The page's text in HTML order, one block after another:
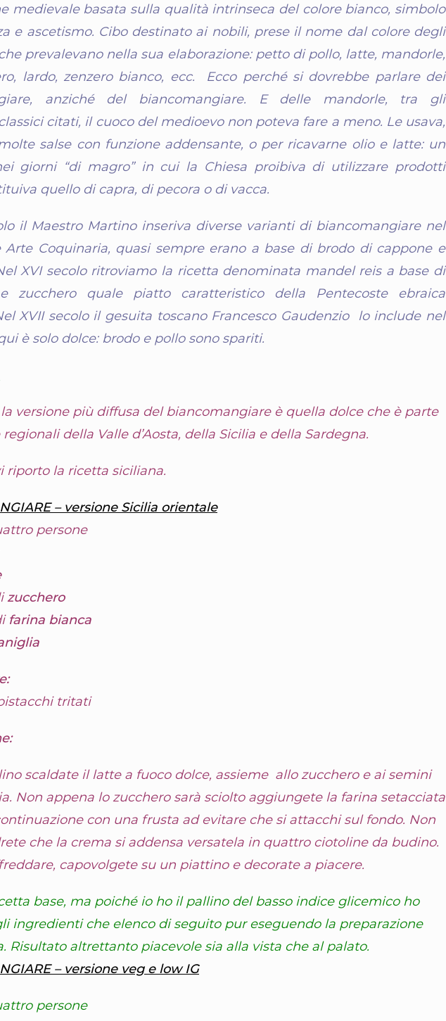
medievale basata sulla qualità intrinseca del colore bianco, simbolo
e ascetismo. Cibo destinato ai nobili, prese il nome dal colore degli
prevalevano nella sua elaborazione: petto di pollo, latte, mandorle,
lardo, zenzero bianco, ecc. Ecco perché si dovrebbe parlare dei
anziché del biancomangiare. E delle mandorle, tra gli
citati, il cuoco del medioevo non poteva fare a meno. Le usava,
salse con funzione addensante, o per ricavarne olio e latte: un
giorni “di magro” in cui la Chiesa proibiva di utilizzare prodotti
quello di capra, di pecora o di vacca.
il Maestro Martino inseriva diverse varianti di biancomangiare nel
Arte Coquinaria, quasi sempre erano a base di brodo di cappone e
XVI secolo ritroviamo la ricetta denominata mandel reis a base di
zucchero quale piatto caratteristico della Pentecoste ebraica
XVII secolo il gesuita toscano Francesco Gaudenzio lo include nel
è solo dolce: brodo e pollo sono spariti.
versione più diffusa del biancomangiare è quella dolce che è parte
della Valle d’Aosta, della Sicilia e della Sardegna.
riporto la ricetta siciliana.
– versione Sicilia orientale
persone
zucchero
farina bianca
tritati
scaldate il latte a fuoco dolce, assieme allo zucchero e ai semini
Non appena lo zucchero sarà sciolto aggiungete la farina setacciata
con una frusta ad evitare che si attacchi sul fondo. Non
che la crema si addensa versatela in quattro ciotoline da budino.
capovolgete su un piattino e decorate a piacere.
base, ma poiché io ho il pallino del basso indice glicemico ho
ingredienti che elenco di seguito pur eseguendo la preparazione
Risultato altrettanto piacevole sia alla vista che al palato.
– versione veg e low IG
persone